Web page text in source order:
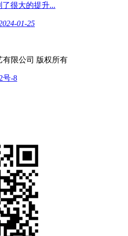
很大的提升...
01-25
有限公司 版权所有
号-8